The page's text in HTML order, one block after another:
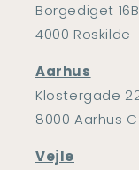
Borgediget 16B
4000 Roskilde
Aarhus
Klostergade
8000 Aarhus C
Vejle